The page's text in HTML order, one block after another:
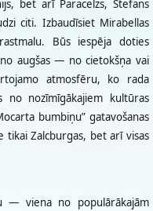
bet arī Paracelzs, Stefans
citi. Izbaudīsiet Mirabellas
Būs iespēja doties
augšas — no cietokšņa vai
atmosfēru, ko rada
no nozīmīgākajiem kultūras
bumbiņu” gatavošanas
tikai Zalcburgas, bet arī visas
— viena no populārākajām